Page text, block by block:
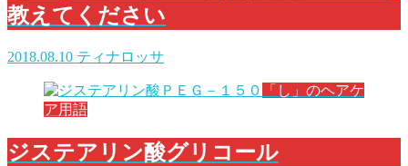
教えてください
2018.08.10 ティナロッサ
「し」のヘアケ
ア用語
ジステアリン酸グリコール